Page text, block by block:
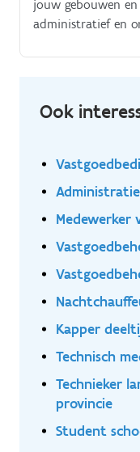
voortgang op te
jouw gebouwen
administratief en
gebouwen
Ook
Medewerker
Kapper
Technisch
Technieker
provincie
Student